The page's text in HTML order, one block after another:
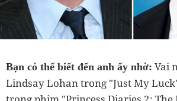
Bạn có thể biết đến anh ấy nhờ: Vai
Lindsay Lohan trong "Just My